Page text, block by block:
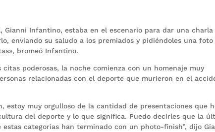
Gianni Infantino, estaba en el escenario para dar una charla
enviando su saludo a los premiados y pidiéndoles una foto
bromeó Infantino.
poderosas, la noche comienza con un homenaje muy
relacionadas con el deporte que murieron en el
estoy muy orgulloso de la cantidad de presentaciones que
del deporte y lo que significa. Puedo decirles que la
categorías han terminado con un photo-finish”, dijo